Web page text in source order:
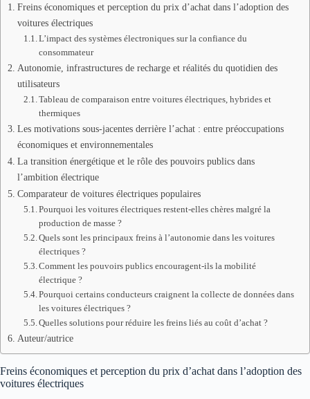
Freins économiques et perception du prix d’achat dans l’adoption des
voitures électriques
L’impact des systèmes électroniques sur la confiance du
consommateur
Autonomie, infrastructures de recharge et réalités du quotidien des
utilisateurs
Tableau de comparaison entre voitures électriques, hybrides et
thermiques
Les motivations sous-jacentes derrière l’achat : entre préoccupations
économiques et environnementales
La transition énergétique et le rôle des pouvoirs publics dans
l’ambition électrique
Comparateur de voitures électriques populaires
Pourquoi les voitures électriques restent-elles chères malgré la
production de masse ?
Quels sont les principaux freins à l’autonomie dans les voitures
électriques ?
Comment les pouvoirs publics encouragent-ils la mobilité
électrique ?
Pourquoi certains conducteurs craignent la collecte de données dans
les voitures électriques ?
Quelles solutions pour réduire les freins liés au coût d’achat ?
Auteur/autrice
Freins économiques et perception du prix d’achat dans l’adoption des
voitures électriques